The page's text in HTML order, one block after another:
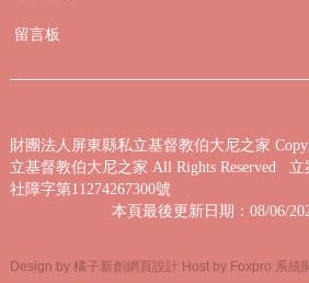
留言板
財團法人屏東縣私立基督教伯大尼之家
立基督教伯大尼之家 All Rights Reserved
社障字第11274267300號
本頁最後更新日期：08/06/
Design by 橘子新創網頁設計 Host by Foxpro 系統